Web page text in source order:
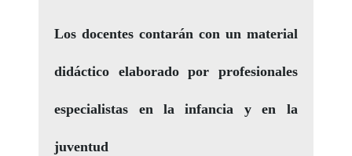
Los docentes contarán con un material
didáctico elaborado por profesionales
especialistas en la infancia y en la
juventud